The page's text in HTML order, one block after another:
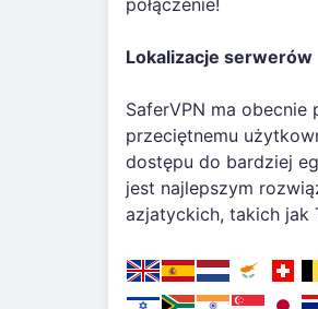
Lokalizacje serwerów
SaferVPN ma
przeciętnemu
dostępu do bardziej
jest najlepszym
azjatyckich, takich jak